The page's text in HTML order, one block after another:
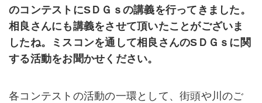
のコンテストにSＤＧｓの講義を行ってきました。
相良さんにも講義をさせて頂いたことがございま
したね。ミスコンを通して相良さんのSＤＧｓに関
する活動をお聞かせください。
各コンテストの活動の一環として、街頭や川のご